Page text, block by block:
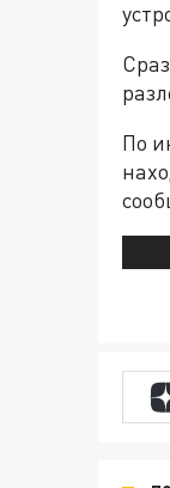
По